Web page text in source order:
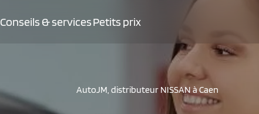
Conseils & servicesPetits prix
AutoJM, distributeur NISSAN à Caen